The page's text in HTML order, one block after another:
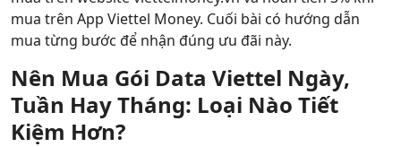
mua trên App Viettel Money. Cuối bài có hướng dẫn
mua từng bước để nhận đúng ưu đãi này.
Nên Mua Gói Data Viettel Ngày,
Tuần Hay Tháng: Loại Nào Tiết
Kiệm Hơn?